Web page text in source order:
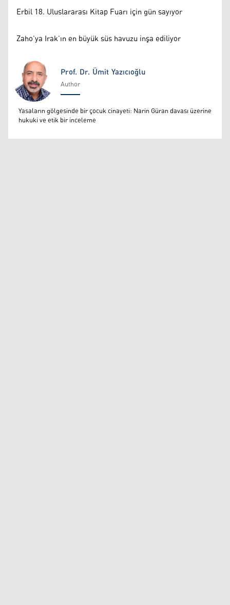
Erbil 18. Uluslararası Kitap Fuarı için gün sayıyor
Zaho’ya Irak’ın en büyük süs havuzu inşa ediliyor
Prof. Dr. Ümit Yazıcıoğlu
Prof. Dr. Ümit Yazıcıoğlu
Author
Yasaların gölgesinde bir çocuk cinayeti: Narin Güran davası üzerine
hukuki ve etik bir inceleme